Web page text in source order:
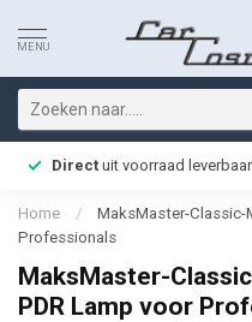
MENU
Direct uit voorraad leverbaar
Home /
MaksMaster-Classic-
Professionals
MaksMaster-
PDR Lamp voor